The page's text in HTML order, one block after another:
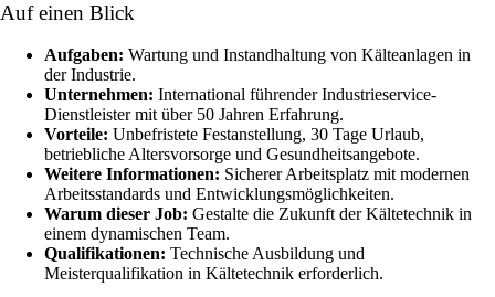
Auf einen Blick
Aufgaben: Wartung und Instandhaltung von Kälteanlagen in
der Industrie.
Unternehmen: International führender Industrieservice-
Dienstleister mit über 50 Jahren Erfahrung.
Vorteile: Unbefristete Festanstellung, 30 Tage Urlaub,
betriebliche Altersvorsorge und Gesundheitsangebote.
Weitere Informationen: Sicherer Arbeitsplatz mit modernen
Arbeitsstandards und Entwicklungsmöglichkeiten.
Warum dieser Job: Gestalte die Zukunft der Kältetechnik in
einem dynamischen Team.
Qualifikationen: Technische Ausbildung und
Meisterqualifikation in Kältetechnik erforderlich.